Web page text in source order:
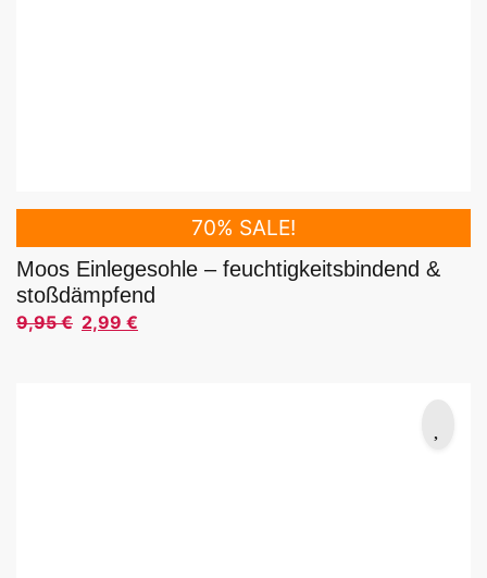
70% SALE!
Moos Einlegesohle – feuchtigkeitsbindend &
stoßdämpfend
9,95€
Ursprünglicher Preis war: 9,95 €
2,99 €
Aktueller Preis ist: 2,99 €.